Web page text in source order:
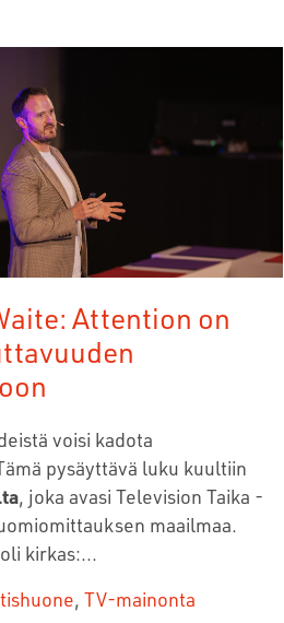
Attention on
voisi kadota
pysäyttävä luku kuultiin
, joka avasi Television Taika -
maailmaa.
kirkas:...
, TV-mainonta